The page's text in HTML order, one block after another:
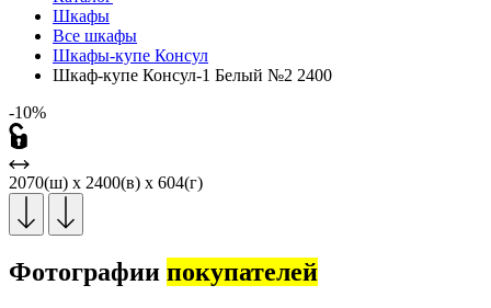
Шкафы
Все шкафы
Шкафы-купе Консул
Шкаф-купе Консул-1 Белый №2 2400
-10%
2070(ш) x 2400(в) x 604(г)
Фотографии покупателей